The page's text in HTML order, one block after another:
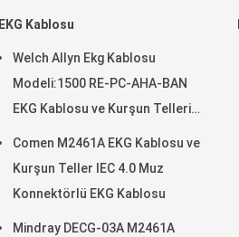
EKG Kablosu
Welch Allyn Ekg Kablosu
Modeli:1500 RE-PC-AHA-BAN
EKG Kablosu ve Kurşun Telleri
Comen M2461A EKG Kablosu ve
Kurşun Teller IEC 4.0 Muz
Konnektörlü EKG Kablosu
Mindray DECG-03A M2461A